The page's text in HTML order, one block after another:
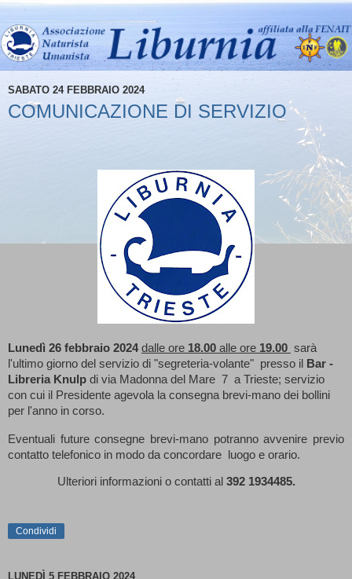
SABATO 24 FEBBRAIO 2024
COMUNICAZIONE DI SERVIZIO
Lunedì 26 febbraio 2024dalle ore 18.00 alle ore 19.00 sarà
l'ultimo giorno del servizio di "segreteria-volante" presso il
Bar -
Libreria Knulp di via Madonna del Mare 7 a Trieste; servizio
con cui il Presidente agevola la consegna brevi-mano dei bollini
per l'anno in corso.
Eventuali future consegne brevi-mano potranno avvenire previo
contatto telefonico in modo da concordare luogo e orario.
Ulteriori informazioni o contatti al 392 1934485.
Condividi
LUNEDÌ 5 FEBBRAIO 2024